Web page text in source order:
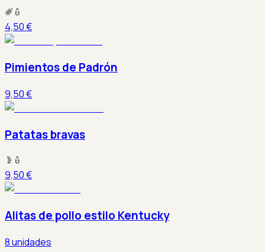
4,50 €
Pimientos de Padrón
9,50 €
Patatas bravas
9,50 €
Alitas de pollo estilo Kentucky
8 unidades